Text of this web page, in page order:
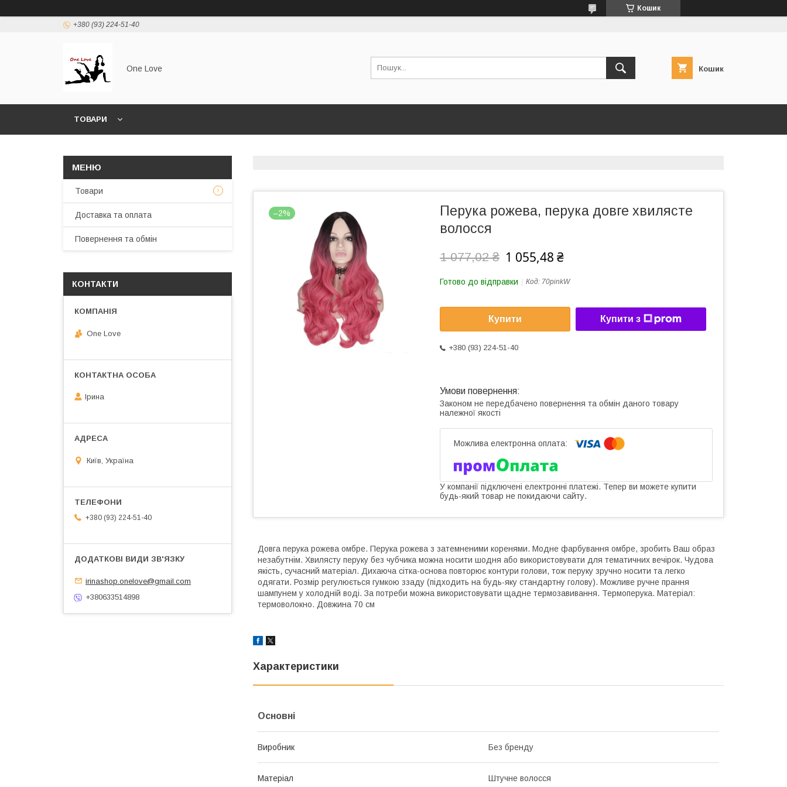
Кошик
+380 (93) 224-51-40
One Love Кошик
ТОВАРИ
–2%
Перука рожева, перука довге хвилясте
волосся
1 077,02 ₴ 1 055,48 ₴
Готово до відправки Код: 70pinkW
Купити Купити з
+380 (93) 224-51-40
Законом не передбачено повернення та обмін даного товару
належної якості
У компанії підключені електронні платежі. Тепер ви можете купити
будь-який товар не покидаючи сайту.
Довга перука рожева омбре. Перука рожева з затемненими коренями. Модне фарбування омбре, зробить Ваш образ
незабутнім. Хвилясту перуку без чубчика можна носити шодня або використовувати для тематичних вечірок. Чудова
якість, сучасний матеріал. Дихаюча сітка-основа повторює контури голови, тож перуку зручно носити та легко
одягати. Розмір регулюється гумкою ззаду (підходить на будь-яку стандартну голову). Можливе ручне прання
шампунем у холодній воді. За потреби можна використовувати щадне термозавивання. Термоперука. Матеріал:
термоволокно. Довжина 70 см
Характеристики
Основні
Виробник Без бренду
Матеріал Штучне волосся
Товари
Доставка та оплата
Повернення та обмін
КОНТАКТИ
One Love
Ірина
Київ, Україна
+380 (93) 224-51-40
irinashop.onelove@gmail.com
+380633514898